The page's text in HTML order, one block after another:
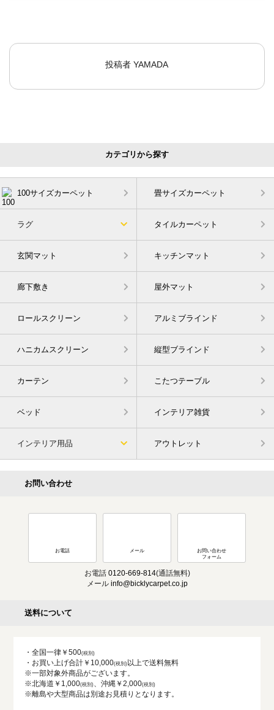
投稿者 YAMADA
カテゴリから探す
100サイズカーペット 畳サイズカーペット
ラグ タイルカーペット
玄関マット キッチンマット
廊下敷き 屋外マット
ロールスクリーン アルミブラインド
ハニカムスクリーン 縦型ブラインド
カーテン こたつテーブル
ベッド インテリア雑貨
インテリア用品 アウトレット
お問い合わせ
お電話 メール
お問い合わせ
フォーム
お電話 0120-669-814(通話無料)
メール info@bicklycarpet.co.jp
送料について
・全国一律￥500
・お買い上げ合計￥10,000
以上で送料無料
※一部対象外商品がございます。
※北海道￥1,000
、沖縄￥2,000
※離島や大型商品は別途お見積りとなります。